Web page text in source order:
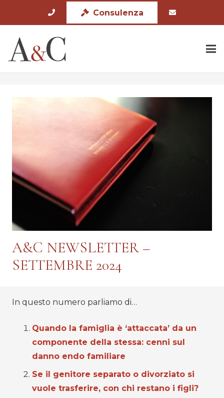
Consulenza
A&C NEWSLETTER –
SETTEMBRE 2024
In questo numero parliamo di…
Quando la famiglia è ‘attaccata’ da un
componente della stessa: cenni sul
danno endo familiare
Se il genitore separato o divorziato si
vuole trasferire, con chi restano i figli?